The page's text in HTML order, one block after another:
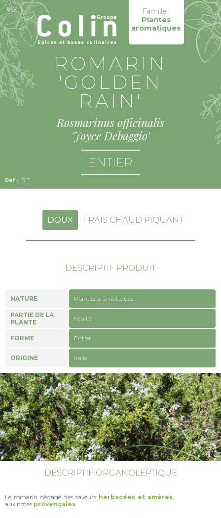
Famille :
Plantes
aromatiques
16W
512
ROMARIN
'GOLDEN
RAIN'
Rosmarinus officinalis
'Joyce Debaggio'
ENTIER
DOUX FRAIS CHAUD PIQUANT
DESCRIPTIF PRODUIT
NATURE Plantes aromatiques
PARTIE DE LA
PLANTE
Feuille
FORME Entier
ORIGINE Italie
DESCRIPTIF ORGANOLEPTIQUE
Le romarin dégage des saveurs herbacées et amères
aux notes provençales